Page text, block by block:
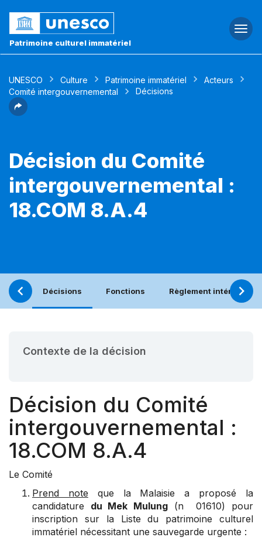
Patrimoine culturel immatériel
UNESCO Culture Patrimoine immatériel
Acteurs
Comité intergouvernemental
Décisions
Décision du Comité
intergouvernemental :
18.COM 8.A.4
Décisions Fonctions Règlement intérieur
Contexte de la décision
Décision du Comité
intergouvernemental :
18.COM 8.A.4
Le Comité
Prend note que la Malaisie a proposé la
candidature du Mek Mulung (n 01610) pour
inscription sur la Liste du patrimoine culturel
immatériel nécessitant une sauvegarde urgente :